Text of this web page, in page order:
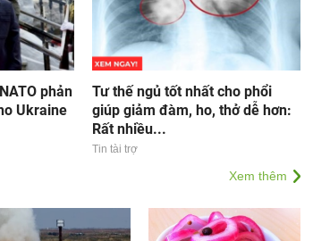
phản
Ukraine
Tư thế ngủ tốt nhất cho phổi
giúp giảm đàm, ho, thở dễ hơn:
Rất nhiều...
Tin tài trợ
Xem thêm